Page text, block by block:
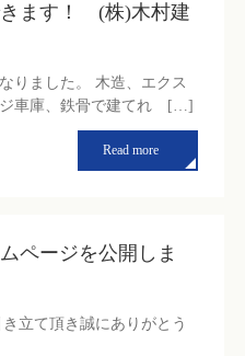
ます！ (株)木村建
りました。 木造、エクス
ジ車庫、鉄骨で建てれ […]
Read more
ページを公開しま
立て頂き誠にありがとう